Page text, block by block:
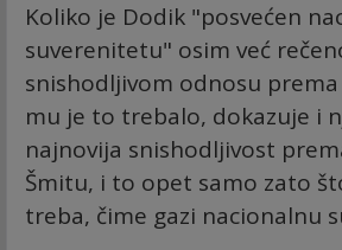
Koliko je Dodik "posvećen
suverenitetu" osim već
snishodljivom odnosu prema
mu je to trebalo, dokazuje i
najnovija snishodljivost
Šmitu, i to opet samo zato
treba, čime gazi nacionalnu